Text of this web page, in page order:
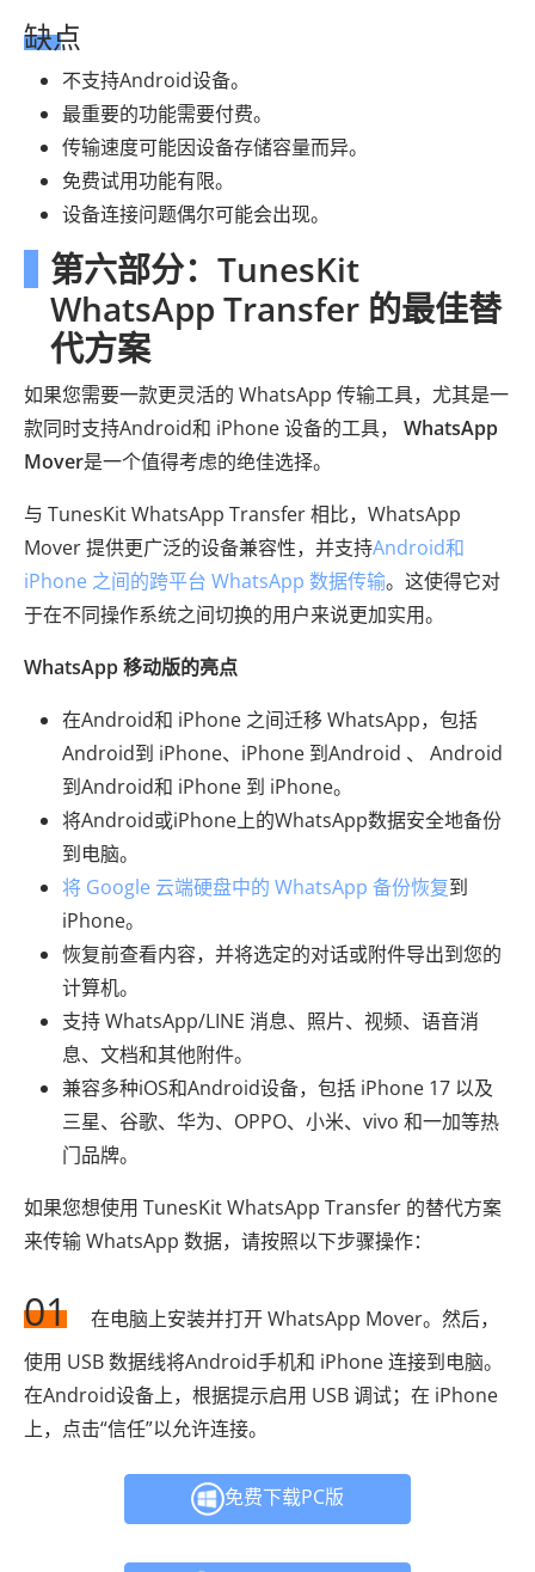
缺点
不支持Android设备。
最重要的功能需要付费。
传输速度可能因设备存储容量而异。
免费试用功能有限。
设备连接问题偶尔可能会出现。
第六部分：TunesKit
WhatsApp Transfer 的最佳替
代方案
如果您需要一款更灵活的 WhatsApp 传输工具，尤其是一
款同时支持Android和 iPhone 设备的工具， WhatsApp
Mover是一个值得考虑的绝佳选择。
与 TunesKit WhatsApp Transfer 相比，WhatsApp
Mover 提供更广泛的设备兼容性，并支持Android和
iPhone 之间的跨平台 WhatsApp 数据传输。这使得它对
于在不同操作系统之间切换的用户来说更加实用。
WhatsApp 移动版的亮点
在Android和 iPhone 之间迁移 WhatsApp，包括
Android到 iPhone、iPhone 到Android 、 Android
到Android和 iPhone 到 iPhone。
将Android或iPhone上的WhatsApp数据安全地备份
到电脑。
将 Google 云端硬盘中的 WhatsApp 备份恢复到
iPhone。
恢复前查看内容，并将选定的对话或附件导出到您的
计算机。
支持 WhatsApp/LINE 消息、照片、视频、语音消
息、文档和其他附件。
兼容多种iOS和Android设备，包括 iPhone 17 以及
三星、谷歌、华为、OPPO、小米、vivo 和一加等热
门品牌。
如果您想使用 TunesKit WhatsApp Transfer 的替代方案
来传输 WhatsApp 数据，请按照以下步骤操作：
01
在电脑上安装并打开 WhatsApp Mover。然后，
使用 USB 数据线将Android手机和 iPhone 连接到电脑。
在Android设备上，根据提示启用 USB 调试；在 iPhone
上，点击“信任”以允许连接。
免费下载PC版